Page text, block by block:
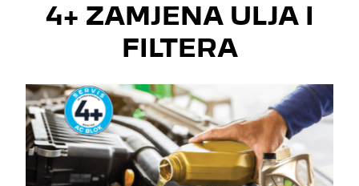
4+ ZAMJENA ULJA I
FILTERA